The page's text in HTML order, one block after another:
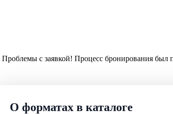
Проблемы с заявкой! Процесс бронирования был
О форматах в каталоге